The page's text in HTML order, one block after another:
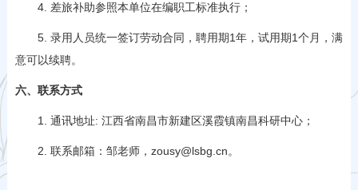
4. 差旅补助参照本单位在编职工标准执行；
5. 录用人员统一签订劳动合同，聘用期1年，试用期1个月，满
意可以续聘。
六、联系方式
1. 通讯地址: 江西省南昌市新建区溪霞镇南昌科研中心；
2. 联系邮箱：邹老师，zousy@lsbg.cn。